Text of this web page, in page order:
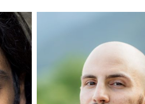
: 165
: 65
: Lazio